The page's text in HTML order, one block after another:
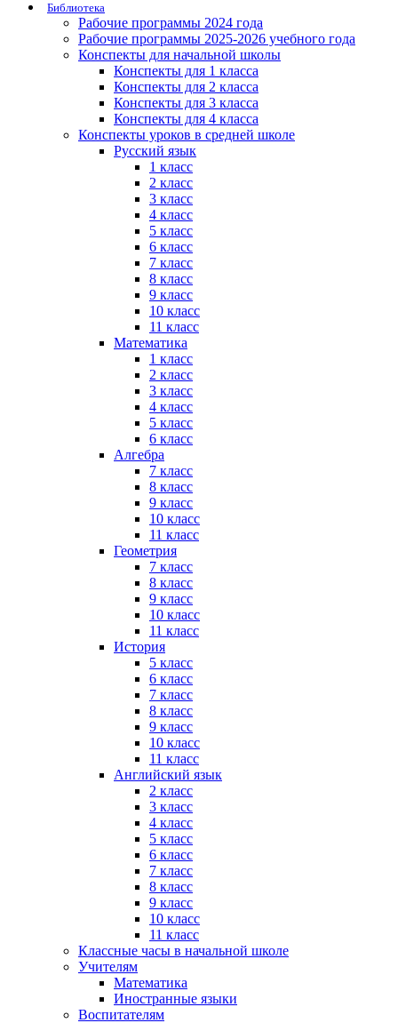
Библиотека
Рабочие программы 2024 года
Рабочие программы 2025-2026 учебного года
Конспекты для начальной школы
Конспекты для 1 класса
Конспекты для 2 класса
Конспекты для 3 класса
Конспекты для 4 класса
Конспекты уроков в средней школе
Русский язык
1 класс
2 класс
3 класс
4 класс
5 класс
6 класс
7 класс
8 класс
9 класс
10 класс
11 класс
Математика
1 класс
2 класс
3 класс
4 класс
5 класс
6 класс
Алгебра
7 класс
8 класс
9 класс
10 класс
11 класс
Геометрия
7 класс
8 класс
9 класс
10 класс
11 класс
История
5 класс
6 класс
7 класс
8 класс
9 класс
10 класс
11 класс
Английский язык
2 класс
3 класс
4 класс
5 класс
6 класс
7 класс
8 класс
9 класс
10 класс
11 класс
Классные часы в начальной школе
Учителям
Математика
Иностранные языки
Воспитателям